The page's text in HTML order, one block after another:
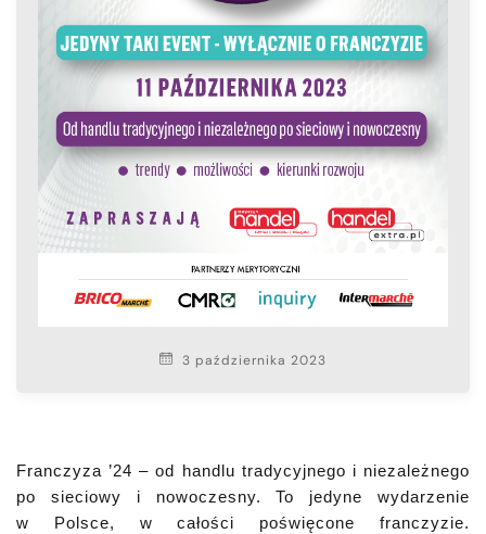
3 października 2023
Franczyza ’24 – od handlu tradycyjnego i niezależnego
po sieciowy i nowoczesny. To jedyne wydarzenie
w Polsce, w całości poświęcone franczyzie.